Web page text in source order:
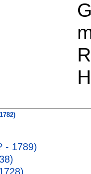
- 1789)